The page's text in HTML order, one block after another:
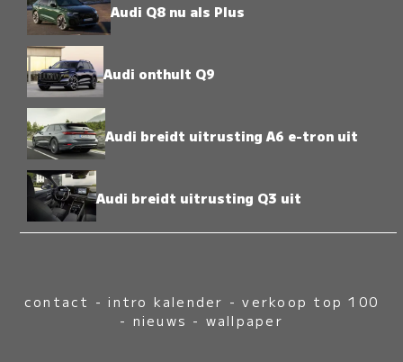
Audi Q8 nu als Plus
Audi onthult Q9
Audi breidt uitrusting A6 e-tron uit
Audi breidt uitrusting Q3 uit
contact -intro kalender -verkoop top 100
- nieuws - wallpaper